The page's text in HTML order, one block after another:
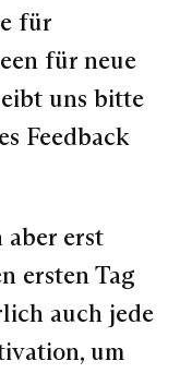
für
für neue
uns bitte
Feedback
aber erst
ersten Tag
auch jede
um